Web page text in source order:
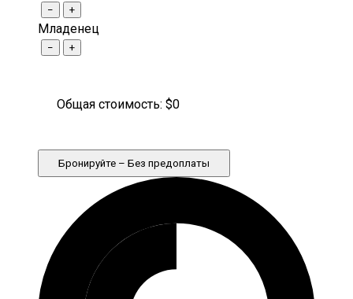
− +
Младенец
− +
Общая стоимость: $0
Бронируйте – Без предоплаты